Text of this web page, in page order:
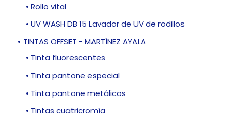
• Rollo vital
• UV WASH DB 15 Lavador de UV de rodillos
• TINTAS OFFSET - MARTÍNEZ AYALA
• Tinta fluorescentes
• Tinta pantone especial
• Tinta pantone metálicos
• Tintas cuatricromía